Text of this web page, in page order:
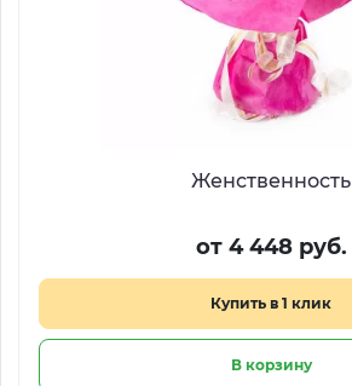
Женственность
от 4 448 руб.
Купить в 1 клик
В корзину